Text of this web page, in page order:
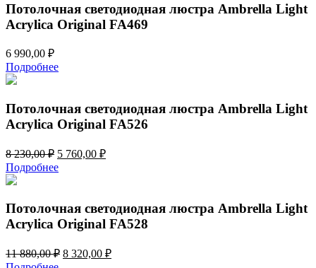
Потолочная светодиодная люстра Ambrella Light
Acrylica Original FA469
6 990,00 ₽
Подробнее
Потолочная светодиодная люстра Ambrella Light
Acrylica Original FA526
8 230,00₽ Первоначальная
цена
составляла
230,00 ₽.
5 760,00 ₽Текущая
Подробнее
Потолочная светодиодная люстра Ambrella Light
Acrylica Original FA528
11 880,00₽ Первоначальная
8 320,00 ₽Текущая